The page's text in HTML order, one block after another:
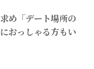
め「デート場所の
おっしゃる方もい